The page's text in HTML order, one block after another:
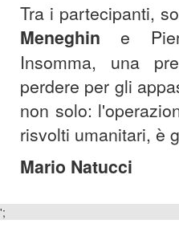
Tra i partecipanti,
Meneghin e
Insomma, una
perdere per gli
non solo:
risvolti umanitari, è
Mario Natucci
';